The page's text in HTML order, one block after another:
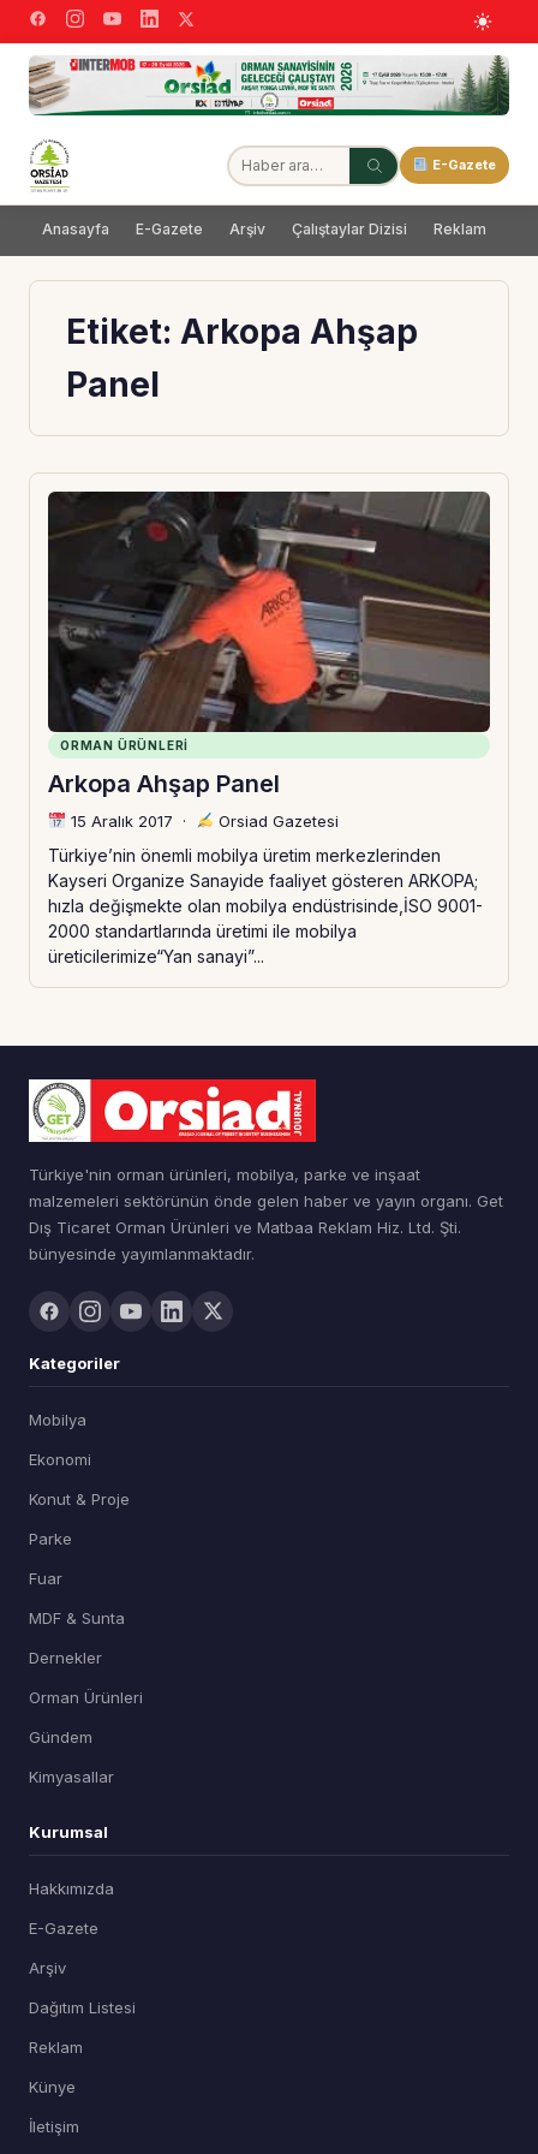
E-Gazete
Anasayfa E-Gazete Arşiv Çalıştaylar Dizisi Reklam
Etiket: Arkopa Ahşap
Panel
ORMAN ÜRÜNLERI
Arkopa Ahşap Panel
15 Aralık 2017 · Orsiad Gazetesi
Türkiye’nin önemli mobilya üretim merkezlerinden
Kayseri Organize Sanayide faaliyet gösteren ARKOPA;
hızla değişmekte olan mobilya endüstrisinde,İSO 9001-
2000 standartlarında üretimi ile mobilya
üreticilerimize“Yan sanayi”...
Türkiye'nin orman ürünleri, mobilya, parke ve inşaat
malzemeleri sektörünün önde gelen haber ve yayın organı. Get
Dış Ticaret Orman Ürünleri ve Matbaa Reklam Hiz. Ltd. Şti.
bünyesinde yayımlanmaktadır.
Kategoriler
Mobilya
Ekonomi
Konut & Proje
Parke
Fuar
MDF & Sunta
Dernekler
Orman Ürünleri
Gündem
Kimyasallar
Kurumsal
Hakkımızda
E-Gazete
Arşiv
Dağıtım Listesi
Reklam
Künye
İletişim